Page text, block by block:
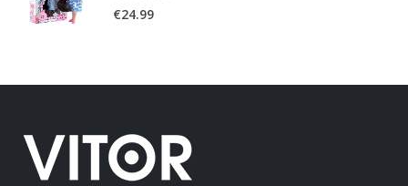
0out of 5
€24.99